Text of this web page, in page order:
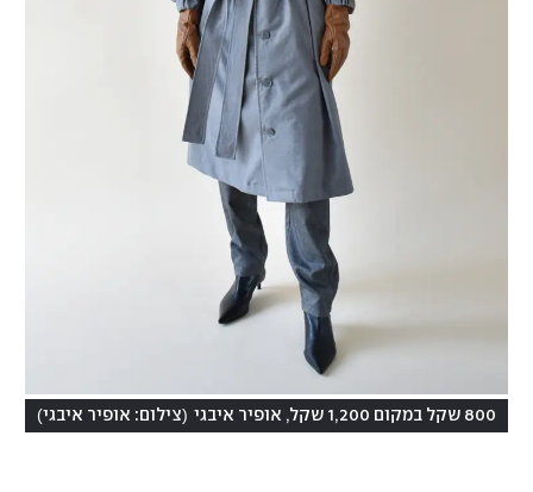
800 שקל במקום 1,200 שקל, אופיר איבגי (צילום: אופיר איבגי)